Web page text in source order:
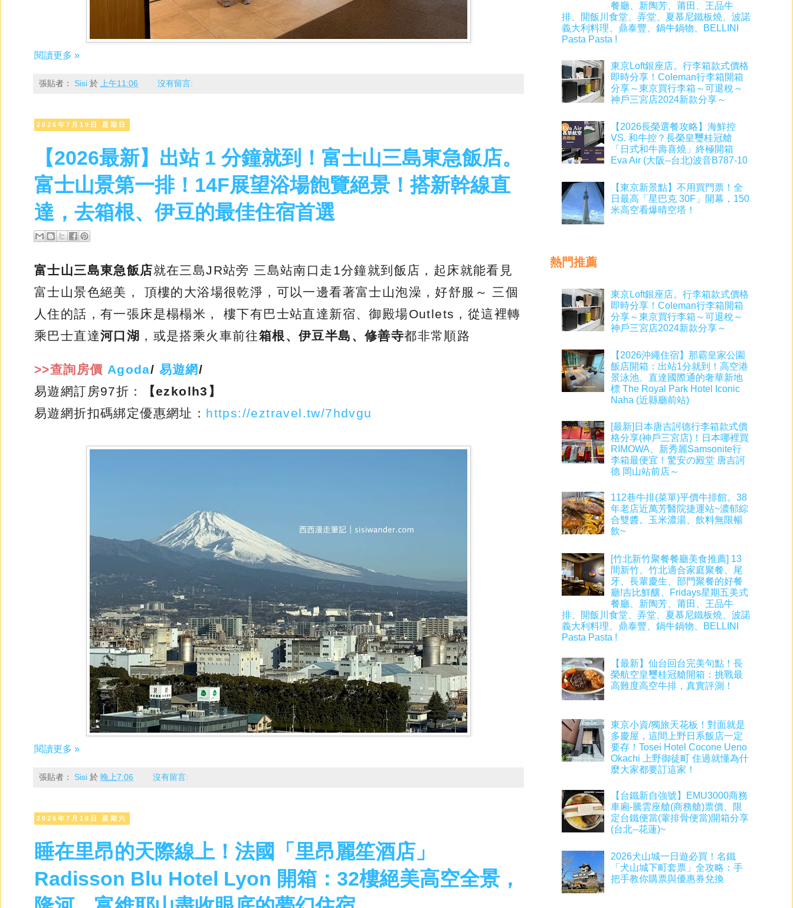
閱讀更多 »
張貼者： Sisi 於 上午11:06 沒有留言:
2026年7月19日 星期日
【2026最新】出站 1 分鐘就到！富士山三島東急飯店。
富士山景第一排！14F展望浴場飽覽絕景！搭新幹線直
達，去箱根、伊豆的最佳住宿首選
富士山三島東急飯店就在三島JR站旁 三島站南口走1分鐘就到飯店，起床就能看見
富士山景色絕美， 頂樓的大浴場很乾淨，可以一邊看著富士山泡澡，好舒服～ 三個
人住的話，有一張床是榻榻米， 樓下有巴士站直達新宿、御殿場Outlets，從這裡轉
乘巴士直達河口湖 ，或是搭乘火車前往箱根、伊豆半島、修善寺都非常順路
>>查詢房價 Agoda/ 易遊網/
易遊網訂房97折：
【ezkolh3】
易遊網折扣碼綁定優惠網址： https://eztravel.tw/7hdvgu
閱讀更多 »
張貼者： Sisi 於 晚上7:06 沒有留言:
2026年7月18日 星期六
睡在里昂的天際線上！法國「里昂麗笙酒店」
Radisson Blu Hotel Lyon 開箱：32樓絕美高空全景，
餐廳、新陶芳、莆田、王品牛
排、開飯川食堂、弄堂、夏慕尼鐵板燒、波諾
義大利料理、鼎泰豐、鍋牛鍋物、BELLINI
Pasta Pasta !
東京Loft銀座店。行李箱款式價格
即時分享！Coleman行李箱開箱
分享～東京買行李箱～可退稅～
神戶三宮店2024新款分享～
【2026長榮選餐攻略】海鮮控
VS. 和牛控？長榮皇璽桂冠艙
「日式和牛壽喜燒」終極開箱
Eva Air (大阪--台北)波音B787-10
【東京新景點】不用買門票！全
日最高「星巴克 30F」開幕，150
米高空看爆晴空塔！
熱門推薦
東京Loft銀座店。行李箱款式價格
即時分享！Coleman行李箱開箱
分享～東京買行李箱～可退稅～
神戶三宮店2024新款分享～
【2026沖繩住宿】那霸皇家公園
飯店開箱：出站1分就到！高空港
景泳池、直達國際通的奢華新地
標 The Royal Park Hotel Iconic
Naha (近縣廳前站)
[最新]日本唐吉訶德行李箱款式價
格分享(神戶三宮店)！日本哪裡買
RIMOWA、新秀麗Samsonite行
李箱最便宜！驚安の殿堂 唐吉訶
德 岡山站前店～
112巷牛排(菜單)平價牛排館。38
年老店近萬芳醫院捷運站~濃郁綜
合雙醬。玉米濃湯、飲料無限暢
飲~
[竹北新竹聚餐餐廳美食推薦] 13
間新竹、竹北適合家庭聚餐、尾
牙、長輩慶生、部門聚餐的好餐
廳!吉比鮮釀、Fridays星期五美式
餐廳、新陶芳、莆田、王品牛
排、開飯川食堂、弄堂、夏慕尼鐵板燒、波諾
義大利料理、鼎泰豐、鍋牛鍋物、BELLINI
Pasta Pasta !
【最新】仙台回台完美句點！長
榮航空皇璽桂冠艙開箱：挑戰最
高難度高空牛排，真實評測！
東京小資/獨旅天花板！對面就是
多慶屋，這間上野日系飯店一定
要存！Tosei Hotel Cocone Ueno
Okachi 上野御徒町 住過就懂為什
麼大家都要訂這家！
【台鐵新自強號】EMU3000商務
車廂-騰雲座艙(商務艙)票價、限
定台鐵便當(葷排骨便當)開箱分享
(台北--花蓮)~
2026犬山城一日遊必買！名鐵
「犬山城下町套票」全攻略：手
把手教你購票與優惠券兌換